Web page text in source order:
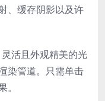
、缓存阴影以及许
活且外观精美的光
染管道。只需单击